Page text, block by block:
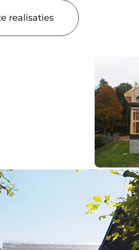
realisaties